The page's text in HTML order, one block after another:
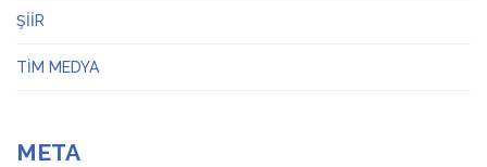
ŞİİR
TİM MEDYA
META